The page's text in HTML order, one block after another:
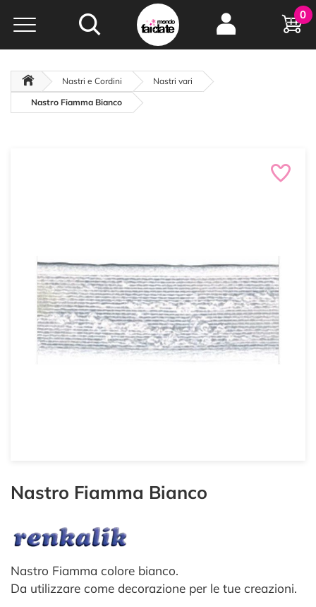
Hobby e
creatività...
oltre 15 anni online
0
Nastri e Cordini
Nastri vari
Nastro Fiamma Bianco
Nastro Fiamma Bianco
Nastro Fiamma colore bianco.
Da utilizzare come decorazione per le tue creazioni.